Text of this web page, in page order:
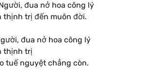
đua nở hoa công lý
thịnh trị đến muôn đời.
đua nở hoa công lý
thịnh trị
tuế nguyệt chẳng còn.